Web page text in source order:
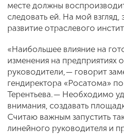
месте должны
следовать ей. На мой
развитие отраслевого
«Наибольшее влияние на
изменения на предприятиях
руководители, — говорит
гендиректора «Росатома»
Терентьева. — Необходимо
внимания, создавать
Считаю важным запустить
линейного руководителя и